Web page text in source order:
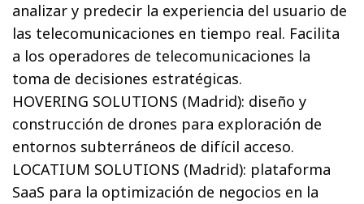
analizar y predecir la experiencia del usuario de
las telecomunicaciones en tiempo real. Facilita
a los operadores de telecomunicaciones la
toma de decisiones estratégicas.
HOVERING SOLUTIONS (Madrid): diseño y
construcción de drones para exploración de
entornos subterráneos de difícil acceso.
LOCATIUM SOLUTIONS (Madrid): plataforma
SaaS para la optimización de negocios en la